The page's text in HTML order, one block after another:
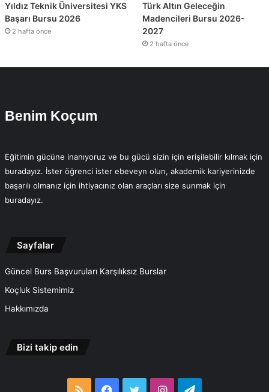
Yıldız Teknik Üniversitesi YKS
Başarı Bursu 2026
2 hafta önce
Türk Altın Geleceğin
Madencileri Bursu 2026-
2027
2 hafta önce
Benim Koçum
Eğitimin gücüne inanıyoruz ve bu gücü sizin için erişilebilir kılmak için
buradayız. İster öğrenci ister ebeveyn olun, akademik kariyerinizde
başarılı olmanız için ihtiyacınız olan araçları size sunmak için
buradayız.
Sayfalar
Güncel Burs Başvuruları Karşılıksız Burslar
Koçluk Sistemimiz
Hakkımızda
Bizi takip edin
RSS Facebook
TwitterInstagramTelegram